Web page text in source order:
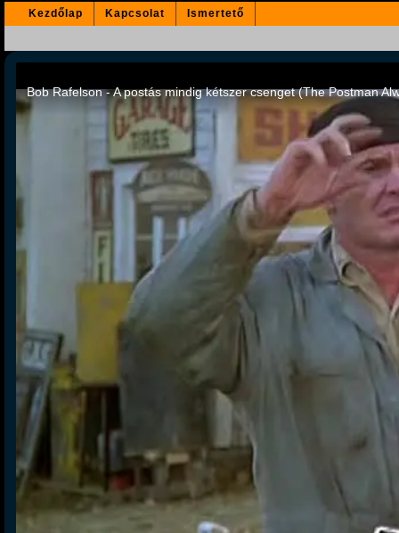
Kezdőlap Kapcsolat Ismertető